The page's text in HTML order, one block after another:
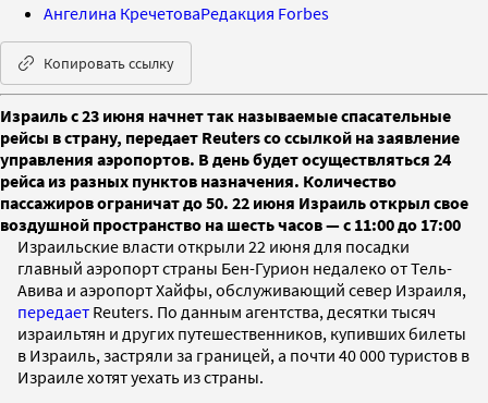
Ангелина КречетоваРедакция Forbes
Копировать ссылку
Израиль с 23 июня начнет так называемые спасательные
рейсы в страну, передает Reuters со ссылкой на заявление
управления аэропортов. В день будет осуществляться 24
рейса из разных пунктов назначения. Количество
пассажиров ограничат до 50. 22 июня Израиль открыл свое
воздушной пространство на шесть часов — с 11:00 до 17:00
Израильские власти открыли 22 июня для посадки
главный аэропорт страны Бен-Гурион недалеко от Тель-
Авива и аэропорт Хайфы, обслуживающий север Израиля,
передает Reuters. По данным агентства, десятки тысяч
израильтян и других путешественников, купивших билеты
в Израиль, застряли за границей, а почти 40 000 туристов в
Израиле хотят уехать из страны.